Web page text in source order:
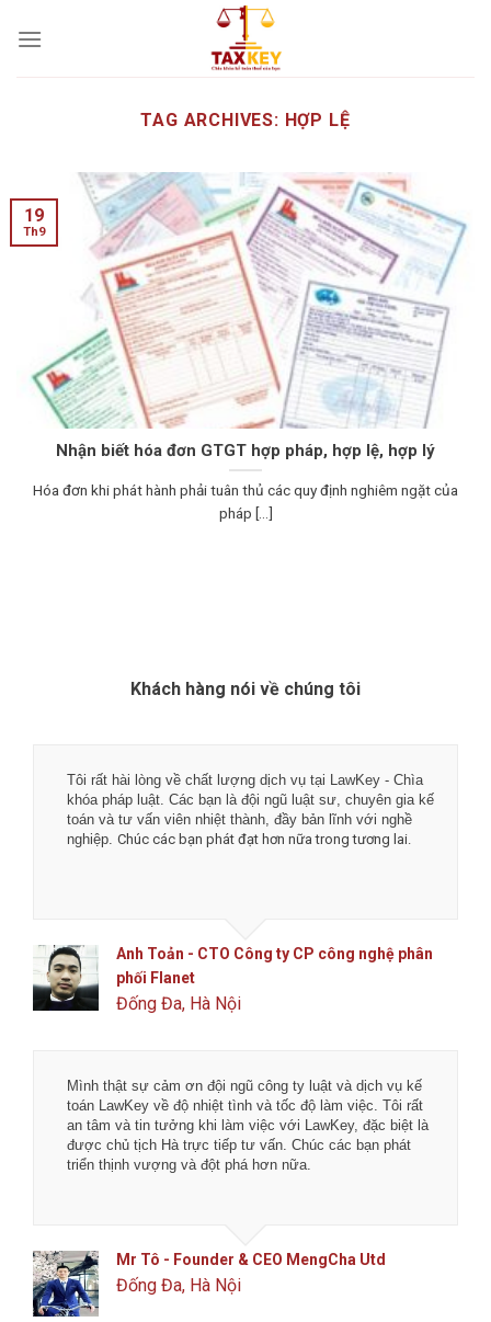
TAG ARCHIVES: HỢP LỆ
Nhận biết hóa đơn GTGT hợp pháp, hợp lệ, hợp lý
Hóa đơn khi phát hành phải tuân thủ các quy định nghiêm ngặt của
pháp [...]
19
Th9
Khách hàng nói về chúng tôi
Tôi rất hài lòng về chất lượng dịch vụ tại LawKey - Chìa
khóa pháp luật. Các bạn là đội ngũ luật sư, chuyên gia kế
toán và tư vấn viên nhiệt thành, đầy bản lĩnh với nghề
nghiệp.Chúc các bạn phát đạt hơn nữa trong tương lai.
Anh Toản - CTO Công ty CP công nghệ phân
phối Flanet
Đống Đa, Hà Nội
Mình thật sự cảm ơn đội ngũ công ty luật và dịch vụ kế
toán LawKey về độ nhiệt tình và tốc độ làm việc. Tôi rất
an tâm và tin tưởng khi làm việc với LawKey, đặc biệt là
được chủ tịch Hà trực tiếp tư vấn. Chúc các bạn phát
triển thịnh vượng và đột phá hơn nữa.
Mr Tô - Founder & CEO MengCha Utd
Đống Đa, Hà Nội